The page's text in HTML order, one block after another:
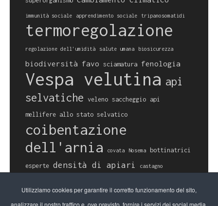
Utilizziamo cookies per garantire il corretto funzionamento del sito,
analizzare il nostro traffico e, ove previsto, fornire i servizi dei social media.
immunità sociale apprendimento sociale tripanosomatidi
termoregolazione
regolazione dell'umidità salute umana biosicurezza
biodiversità favo sciamatura fenologia
Vespa velutina api
selvatiche veleno saccheggio api
mellifere allo stato selvatico
coibentazione
dell'arnia
covata Nosema bottinatrici
esperte densità di apiari castagno